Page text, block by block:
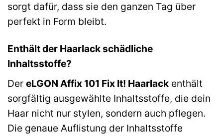
sorgt dafür, dass sie den ganzen Tag über
perfekt in Form bleibt.
Enthält der Haarlack schädliche
Inhaltsstoffe?
Der eLGON Affix 101 Fix It! Haarlack enthält
sorgfältig ausgewählte Inhaltsstoffe, die dein
Haar nicht nur stylen, sondern auch pflegen.
Die genaue Auflistung der Inhaltsstoffe